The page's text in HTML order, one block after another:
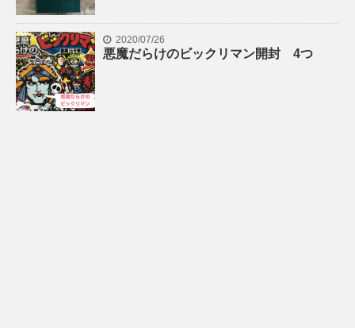
2020/07/26
悪魔だらけのビックリマン開封 4つ